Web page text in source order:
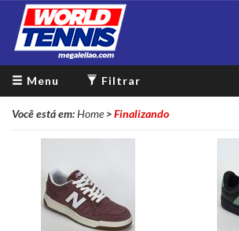
Menu Filtrar
Você está em:Home >Finalizando